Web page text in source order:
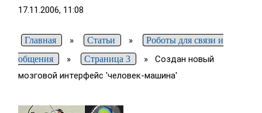
17.11.2006, 11:08
Главная » Статьи »
Роботы для связи и
общения
» Страница 3 » Создан новый
мозговой интерфейс 'человек-машина'